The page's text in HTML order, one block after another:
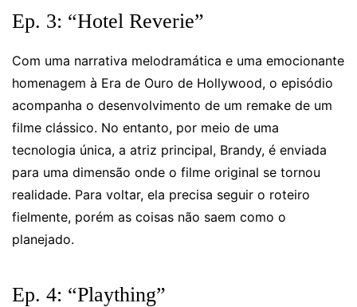
Ep. 3: “Hotel Reverie”
Com uma narrativa melodramática e uma emocionante
homenagem à Era de Ouro de Hollywood, o episódio
acompanha o desenvolvimento de um remake de um
filme clássico. No entanto, por meio de uma
tecnologia única, a atriz principal, Brandy, é enviada
para uma dimensão onde o filme original se tornou
realidade. Para voltar, ela precisa seguir o roteiro
fielmente, porém as coisas não saem como o
planejado.
Ep. 4: “Plaything”